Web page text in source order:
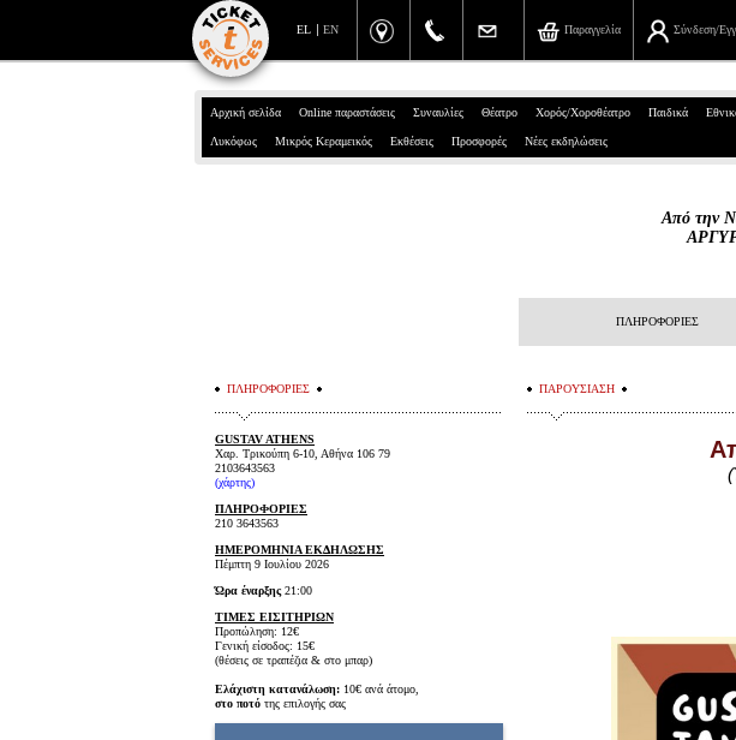
EN
EL Σύνδεση/
Παραγγελία
Αρχική σελίδα Online παραστάσεις Συναυλίες Θέατρο Χορός/Χοροθέατρο Παιδικά
Λυκόφως Μικρός Κεραμεικός Εκθέσεις Προσφορές Νέες εκδηλώσεις
Από την
ΠΛΗΡΟΦΟΡΙΕΣ
ΠΑΡΟΥΣΙΑΣΗ
ΠΛΗΡΟΦΟΡΙΕΣ
GUSTAV ATHENS
Χαρ. Τρικούπη 6-10, Αθήνα 106 79
2103643563
(χάρτης)
ΠΛΗΡΟΦΟΡΙΕΣ
210 3643563
ΗΜΕΡΟΜΗΝΙΑ ΕΚΔΗΛΩΣΗΣ
Πέμπτη 9 Ιουλίου 2026
Ώρα έναρξης 21:00
ΤΙΜΕΣ ΕΙΣΙΤΗΡΙΩΝ
Προπώληση: 12€
Γενική είσοδος: 15€
(θέσεις σε τραπέζια & στο μπαρ)
Ελάχιστη κατανάλωση: 10€ ανά άτομο,
στο ποτό της επιλογής σας